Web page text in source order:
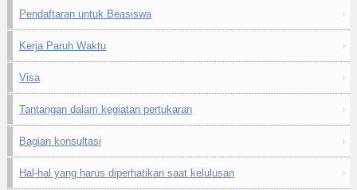
Pendaftaran untuk Beasiswa
Kerja Paruh Waktu
Visa
Tantangan dalam kegiatan pertukaran
Bagian konsultasi
Hal-hal yang harus diperhatikan saat kelulusan